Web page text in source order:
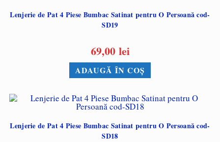
Lenjerie de Pat 4 Piese Bumbac Satinat pentru O Persoană cod-
SD19
69,00 lei
ADAUGĂ ÎN COȘ
Lenjerie de Pat 4 Piese Bumbac Satinat pentru O Persoană cod-
SD18